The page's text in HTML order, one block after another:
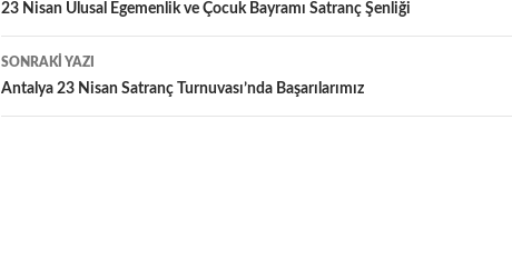
dolaşımı
23 Nisan Ulusal Egemenlik ve Çocuk Bayramı Satranç Şenliği
SONRAKI YAZI
Antalya 23 Nisan Satranç Turnuvası’nda Başarılarımız